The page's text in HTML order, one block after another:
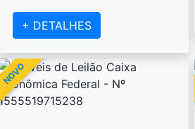
+ DETALHES
NOVO